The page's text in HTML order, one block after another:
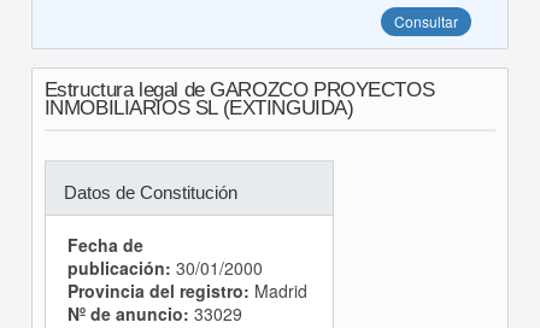
Consultar
Estructura legal de GAROZCO PROYECTOS
INMOBILIARIOS SL (EXTINGUIDA)
Datos de Constitución
Fecha de
publicación: 30/01/2000
Provincia del registro: Madrid
Nº de anuncio: 33029